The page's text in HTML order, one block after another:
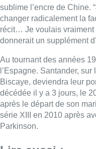
sublime l’encre de Chine.
changer radicalement la
récit… Je voulais vraiment
donnerait un supplément
Au tournant des années
l’Espagne. Santander,
Biscaye, deviendra leur
décédée il y a 3 jours, le
après le départ de son
série XIII en 2010 après
Parkinson.